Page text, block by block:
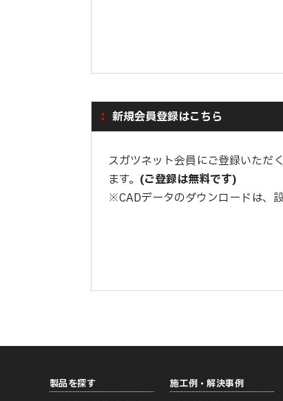
新規会員登録はこちら
スガツネット会員にご登録いただ
ます。 (ご登録は無料です)
※CADデータのダウンロードは、
製品を探す 施工例・解決事例